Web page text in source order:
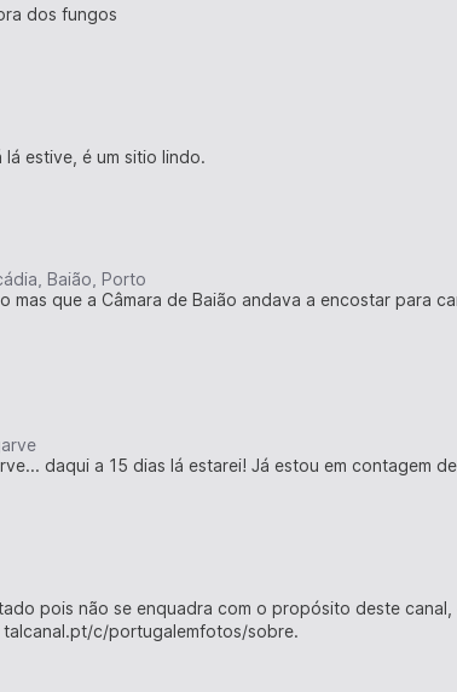
dos fungos
estive, é um sitio lindo.
Baião, Porto
mas que a Câmara de Baião andava a encostar para
daqui a 15 dias lá estarei! Já estou em contagem
pois não se enquadra com o propósito deste
c/portugalemfotos/sobre.